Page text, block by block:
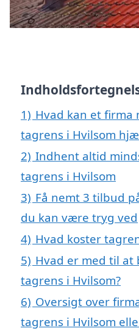
1) Hvad kan et firma
tagrens i Hvilsom
2) Indhent altid
tagrens i Hvilsom
3) Få nemt 3 tilbud
du kan være tryg ved
4) Hvad koster
5) Hvad er med til at
tagrens i Hvilsom?
6) Oversigt over
tagrens i Hvilsom